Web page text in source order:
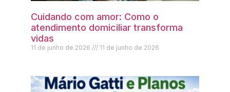
Cuidando com amor: Como o
atendimento domiciliar transforma
vidas
11 de junho de 2026 11 de junho de 2026